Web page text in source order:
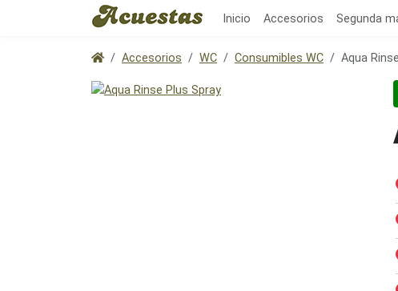
Inicio Accesorios Segunda
Accesorios WC Consumibles WC Aqua